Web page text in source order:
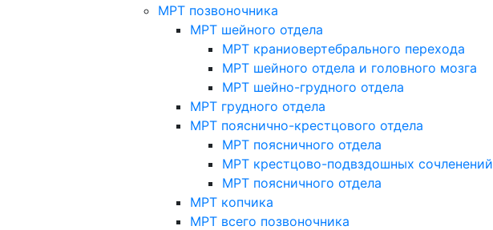
МРТ позвоночника
МРТ шейного отдела
МРТ краниовертебрального перехода
МРТ шейного отдела и головного мозга
МРТ шейно-грудного отдела
МРТ грудного отдела
МРТ пояснично-крестцового отдела
МРТ поясничного отдела
МРТ крестцово-подвздошных сочленений
МРТ поясничного отдела
МРТ копчика
МРТ всего позвоночника